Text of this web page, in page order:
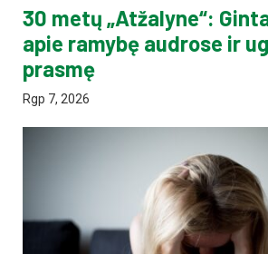
30 metų „Atžalyne“:
apie ramybę audrose ir
prasmę
Rgp 7, 2026